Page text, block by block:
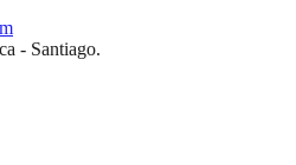
- Santiago.